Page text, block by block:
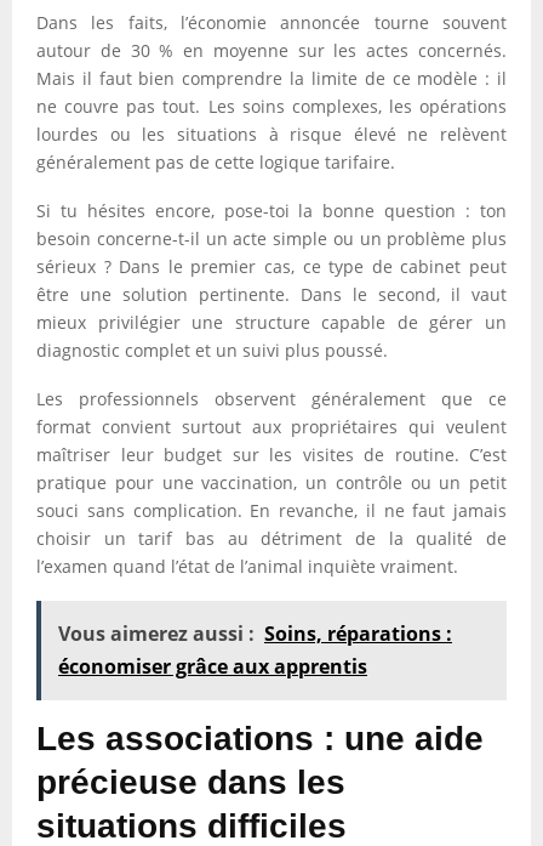
Dans les faits, l’économie annoncée tourne souvent
autour de 30 % en moyenne sur les actes concernés.
Mais il faut bien comprendre la limite de ce modèle : il
ne couvre pas tout. Les soins complexes, les opérations
lourdes ou les situations à risque élevé ne relèvent
généralement pas de cette logique tarifaire.
Si tu hésites encore, pose-toi la bonne question : ton
besoin concerne-t-il un acte simple ou un problème plus
sérieux ? Dans le premier cas, ce type de cabinet peut
être une solution pertinente. Dans le second, il vaut
mieux privilégier une structure capable de gérer un
diagnostic complet et un suivi plus poussé.
Les professionnels observent généralement que ce
format convient surtout aux propriétaires qui veulent
maîtriser leur budget sur les visites de routine. C’est
pratique pour une vaccination, un contrôle ou un petit
souci sans complication. En revanche, il ne faut jamais
choisir un tarif bas au détriment de la qualité de
l’examen quand l’état de l’animal inquiète vraiment.
Vous aimerez aussi : Soins, réparations :
économiser grâce aux apprentis
Les associations : une aide
précieuse dans les
situations difficiles